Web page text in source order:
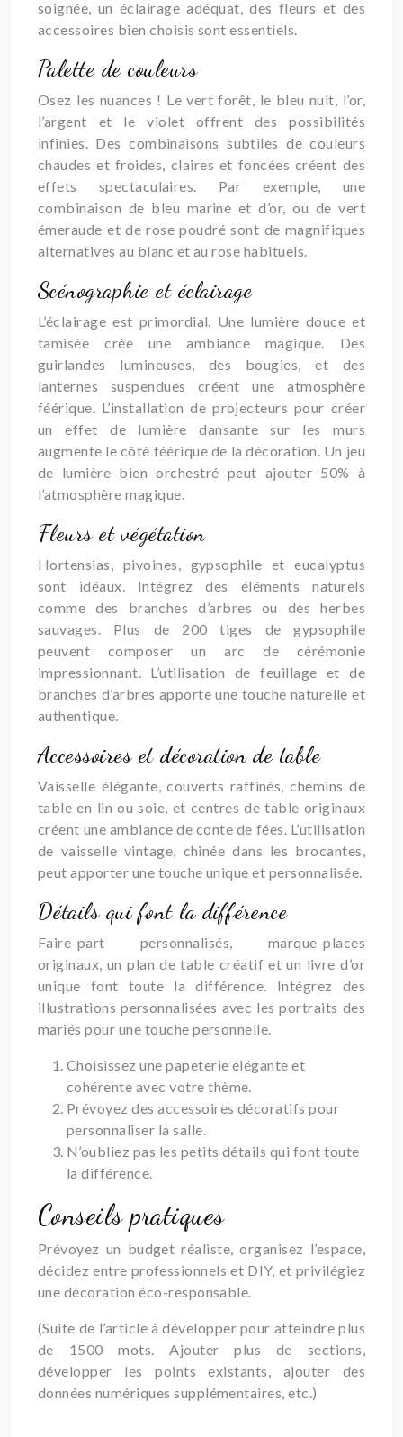
soignée, un éclairage adéquat, des fleurs et des
accessoires bien choisis sont essentiels.
Palette de couleurs
Osez les nuances ! Le vert forêt, le bleu nuit, l’or,
l’argent et le violet offrent des possibilités
infinies. Des combinaisons subtiles de couleurs
chaudes et froides, claires et foncées créent des
effets spectaculaires. Par exemple, une
combinaison de bleu marine et d’or, ou de vert
émeraude et de rose poudré sont de magnifiques
alternatives au blanc et au rose habituels.
Scénographie et éclairage
L’éclairage est primordial. Une lumière douce et
tamisée crée une ambiance magique. Des
guirlandes lumineuses, des bougies, et des
lanternes suspendues créent une atmosphère
féérique. L’installation de projecteurs pour créer
un effet de lumière dansante sur les murs
augmente le côté féérique de la décoration. Un jeu
de lumière bien orchestré peut ajouter 50% à
l’atmosphère magique.
Fleurs et végétation
Hortensias, pivoines, gypsophile et eucalyptus
sont idéaux. Intégrez des éléments naturels
comme des branches d’arbres ou des herbes
sauvages. Plus de 200 tiges de gypsophile
peuvent composer un arc de cérémonie
impressionnant. L’utilisation de feuillage et de
branches d’arbres apporte une touche naturelle et
authentique.
Accessoires et décoration de table
Vaisselle élégante, couverts raffinés, chemins de
table en lin ou soie, et centres de table originaux
créent une ambiance de conte de fées. L’utilisation
de vaisselle vintage, chinée dans les brocantes,
peut apporter une touche unique et personnalisée.
Détails qui font la différence
Faire-part personnalisés, marque-places
originaux, un plan de table créatif et un livre d’or
unique font toute la différence. Intégrez des
illustrations personnalisées avec les portraits des
mariés pour une touche personnelle.
Choisissez une papeterie élégante et
cohérente avec votre thème.
Prévoyez des accessoires décoratifs pour
personnaliser la salle.
N’oubliez pas les petits détails qui font toute
la différence.
Conseils pratiques
Prévoyez un budget réaliste, organisez l’espace,
décidez entre professionnels et DIY, et privilégiez
une décoration éco-responsable.
(Suite de l’article à développer pour atteindre plus
de 1500 mots. Ajouter plus de sections,
développer les points existants, ajouter des
données numériques supplémentaires, etc.)